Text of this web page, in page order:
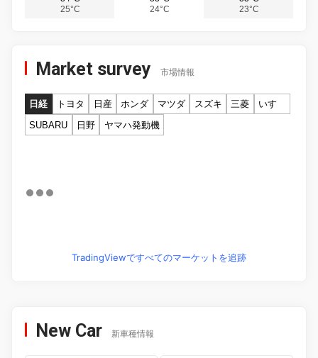
25°C
24°C
23°C
Market survey 市場情報
日経 トヨタ 日産 ホンダ マツダ スズキ 三菱
いすゞ
SUBARU
日野 ヤマハ発動機
TradingViewですべてのマーケットを追跡
New Car 新車種情報